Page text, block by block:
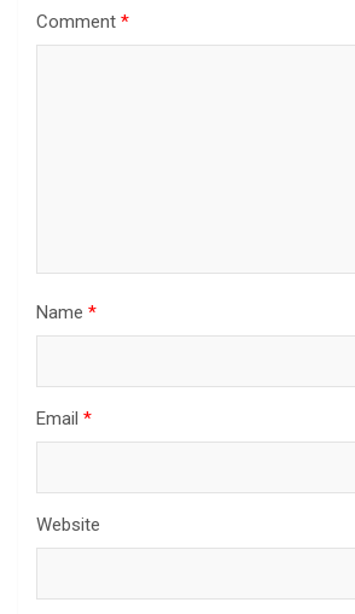
Comment *
Name *
Email *
Website